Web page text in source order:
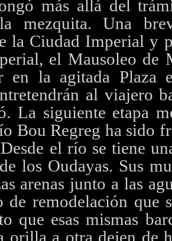
más allá del
mezquita. Una
la Ciudad Imperial y
el Mausoleo de
en la agitada Plaza
al viajero
La siguiente etapa
Bou Regreg ha sido
el río se tiene
los Oudayas. Sus
arenas junto a las
de remodelación que
que esas mismas
orilla a otra dejen de